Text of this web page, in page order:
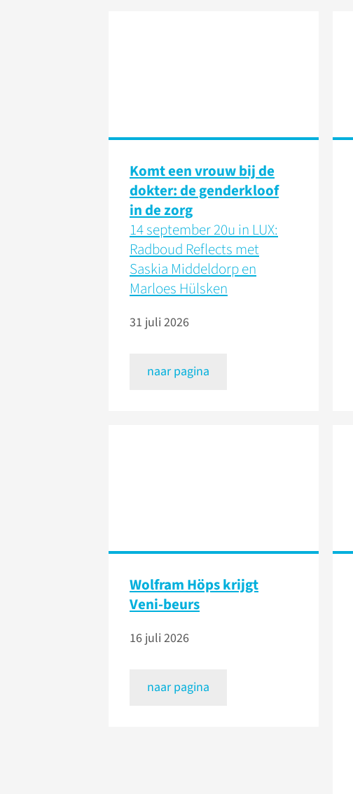
Komt een vrouw bij de
dokter: de genderkloof
in de zorg
14 september 20u in LUX:
Radboud Reflects met
Saskia Middeldorp en
Marloes Hülsken
31 juli 2026
naar pagina
Wolfram Höps krijgt
Veni-beurs
16 juli 2026
naar pagina